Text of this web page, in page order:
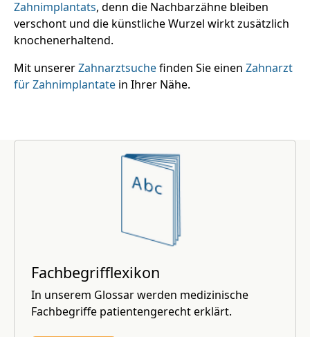
Zahnimplantats, denn die Nachbarzähne bleiben
verschont und die künstliche Wurzel wirkt zusätzlich
knochenerhaltend.
Mit unsererZahnarztsuchefinden Sie einen Zahnarzt
für Zahnimplantate in Ihrer Nähe.
Fachbegrifflexikon
In unserem Glossar werden medizinische
Fachbegriffe patientengerecht erklärt.